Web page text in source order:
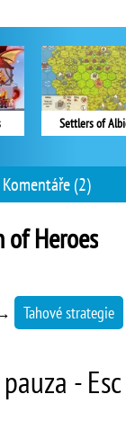
Settlers of
Komentáře (2)
of Heroes
Tahové strategie
- Esc